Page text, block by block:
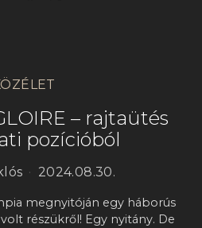
– rajtaütés
pozícióból
2024.08.30.
megnyitóján egy háborús
részükről! Egy nyitány. De